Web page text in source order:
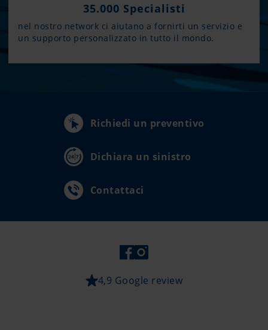
35.000 Specialisti
nel nostro network ci aiutano a fornirti un servizio e
un supporto personalizzato in tutto il mondo.
Richiedi un preventivo
Dichiara un sinistro
Contattaci
4,9 Google review